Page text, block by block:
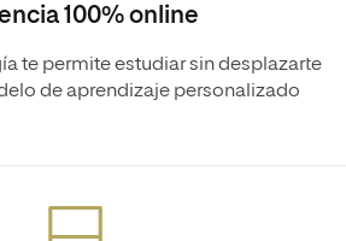
100% online
te permite estudiar sin desplazarte
de aprendizaje personalizado